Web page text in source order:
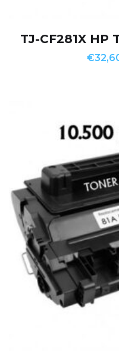
TJ-CF281X HP
€